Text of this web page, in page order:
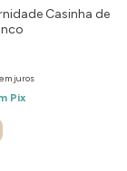
Casinha de
juros
Pix